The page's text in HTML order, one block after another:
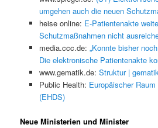
umgehen auch die neuen
heise online: E-Patientenakte
Schutzmaßnahmen nicht
media.ccc.de: „Konnte bisher
Die elektronische Patientenakte
www.gematik.de: Struktur | gematik
Public Health: Europäischer
(EHDS)
Neue Ministerien und Minister